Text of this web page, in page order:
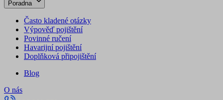
Poradna
Často kladené otázky
Výpověď pojištění
Povinné ručení
Havarijní pojištění
Doplňková připojištění
Blog
O nás